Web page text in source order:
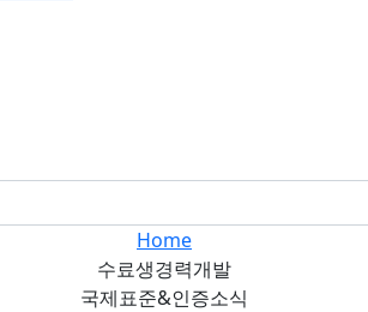
Home
수료생경력개발
국제표준&인증소식